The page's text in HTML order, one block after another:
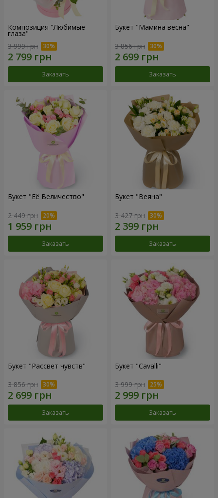
Композиция "Любимые
глаза"
3 999 грн
Заказать
Букет "Мамина весна"
3 856 грн
Заказать
Букет "Её Величество"
2 449 грн
Заказать
Букет "Веяна"
3 427 грн
Заказать
Букет "Рассвет чувств"
3 856 грн
Заказать
Букет "Cаvalli"
3 999 грн
Заказать